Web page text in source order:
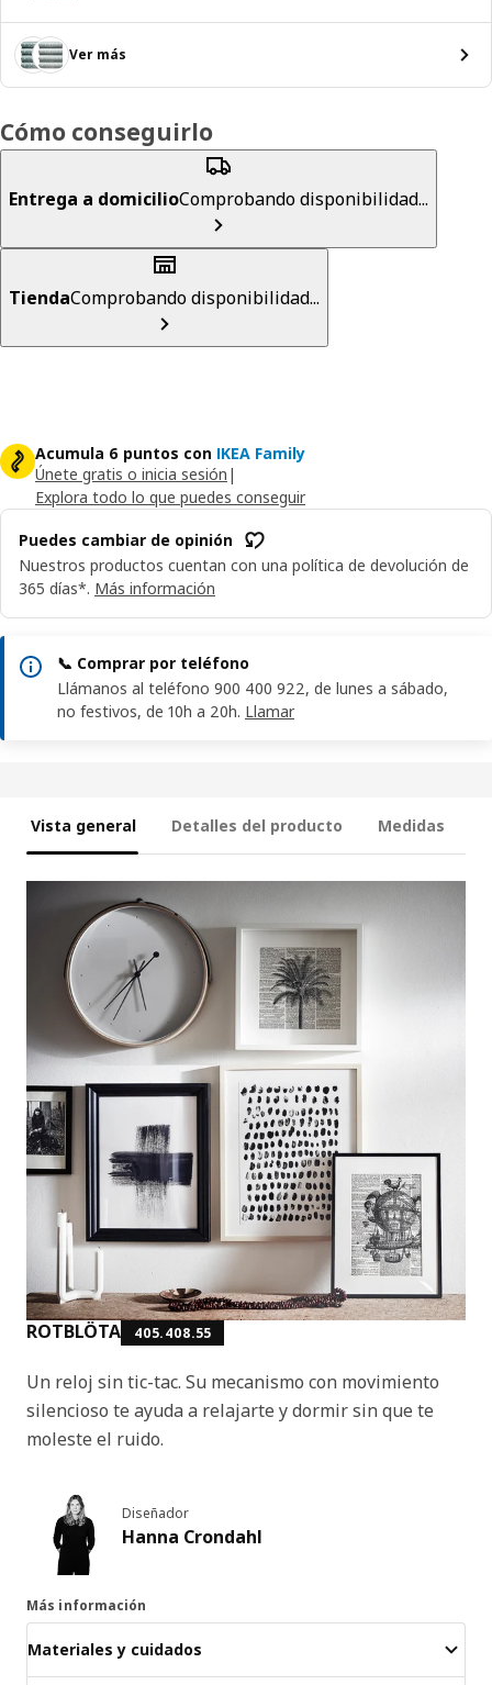
Ver más
Cómo conseguirlo
Entrega a domicilioComprobando disponibilidad...
TiendaComprobando disponibilidad...
Acumula 6 puntos con IKEA Family
Únete gratis o inicia sesión |
Explora todo lo que puedes conseguir
Puedes cambiar de opinión
Nuestros productos cuentan con una política de devolución de
365 días*. Más información
📞 Comprar por teléfono
Llámanos al teléfono 900 400 922, de lunes a sábado,
no festivos, de 10h a 20h. Llamar
Vista general Detalles del producto Medidas
ROTBLÖTA 405.408.55
Un reloj sin tic-tac. Su mecanismo con movimiento
silencioso te ayuda a relajarte y dormir sin que te
moleste el ruido.
Diseñador
Hanna Crondahl
Más información
Materiales y cuidados